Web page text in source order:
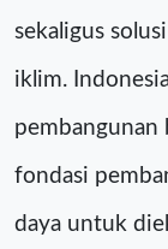
sekaligus
iklim.
pembangunan
fondasi
daya untuk